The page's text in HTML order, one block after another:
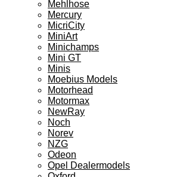
Mehlhose
Mercury
MicriCity
MiniArt
Minichamps
Mini GT
Minis
Moebius Models
Motorhead
Motormax
NewRay
Noch
Norev
NZG
Odeon
Opel Dealermodels